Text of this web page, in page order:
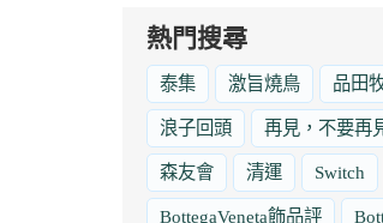
熱門搜尋
泰集 激旨燒鳥 品田
浪子回頭 再見，不要再
森友會 清運 Switch
BottegaVeneta飾品評